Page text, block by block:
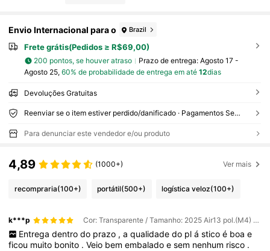
Envio Internacional para o Brazil
Frete grátis(Pedidos ≥ R$69,00)
200 pontos, se houver atraso Prazo de entrega: Agosto 17 -
Agosto 25, 60% de probabilidade de entrega em até 12dias
Devoluções Gratuitas
Reenviar se o item estiver perdido/danificado · Pagamentos Seguros · Proteção de privacidade
Para denunciar este vendedor e/ou produto
4,89 (1000+) Ver mais
recompraria(100+) portátil(500+) logística veloz(100+)
k***p Cor: Transparente / Tamanho: 2025 Air13 pol.(M4) A3240
Entrega dentro do prazo , a qualidade do pl á stico é boa e
ficou muito bonito .Veio bemembaladoesem nenhum risco .